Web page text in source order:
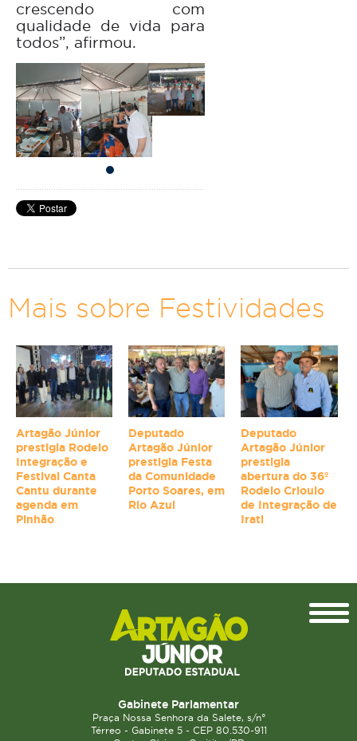
crescendo com
qualidade de vida para
todos”, afirmou.
Mais sobre Festividades
Artagão Júnior
prestigia Rodeio
Integração e
Festival Canta
Cantu durante
agenda em
Pinhão
Deputado
Artagão Júnior
prestigia Festa
da Comunidade
Porto Soares, em
Rio Azul
Deputado
Artagão Júnior
prestigia
abertura do 36º
Rodeio Crioulo
de Integração de
Irati
Gabinete Parlamentar
Praça Nossa Senhora da Salete, s/n°
Térreo - Gabinete 5 - CEP 80.530-911